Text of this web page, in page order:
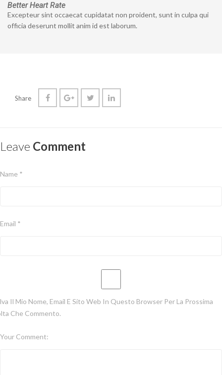
Better Heart Rate
Excepteur sint occaecat cupidatat non proident, sunt in culpa qui
officia deserunt mollit anim id est laborum.
Share
Leave Comment
Name *
Email *
Il Mio Nome, Email E Sito Web In Questo Browser Per La Prossima
Che Commento.
Your Comment: